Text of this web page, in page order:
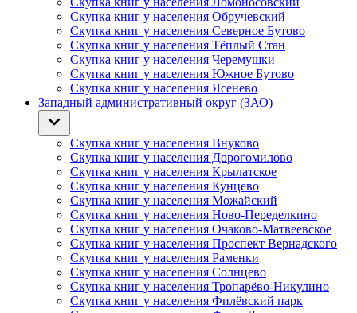
Скупка книг у населения Обручевский
Скупка книг у населения Северное Бутово
Скупка книг у населения Тёплый Стан
Скупка книг у населения Черемушки
Скупка книг у населения Южное Бутово
Скупка книг у населения Ясенево
Западный административный округ (ЗАО)
Скупка книг у населения Внуково
Скупка книг у населения Дорогомилово
Скупка книг у населения Крылатское
Скупка книг у населения Кунцево
Скупка книг у населения Можайский
Скупка книг у населения Ново-Переделкино
Скупка книг у населения Очаково-Матвеевское
Скупка книг у населения Проспект Вернадского
Скупка книг у населения Раменки
Скупка книг у населения Солнцево
Скупка книг у населения Тропарёво-Никулино
Скупка книг у населения Филёвский парк